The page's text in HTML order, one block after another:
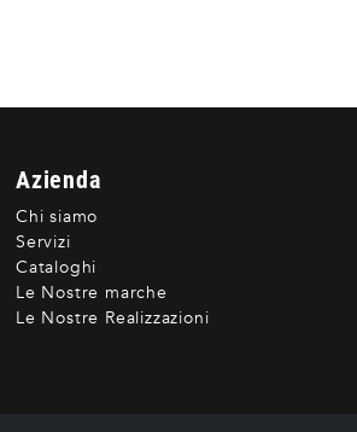
Azienda
Chi siamo
Servizi
Cataloghi
Le Nostre marche
Le Nostre Realizzazioni